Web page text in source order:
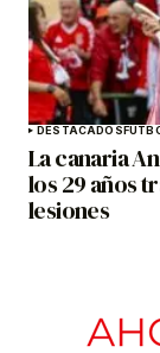
DESTACADOS
La canaria
los 29 años
lesiones